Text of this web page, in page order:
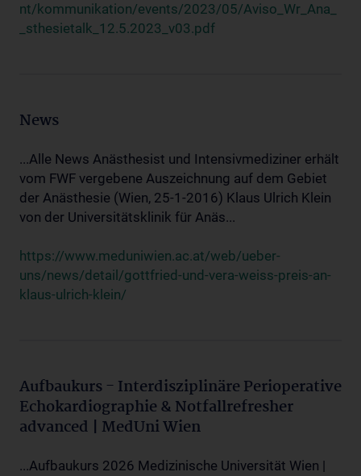
nt/kommunikation/events/2023/05/Aviso_Wr_Ana_
_sthesietalk_12.5.2023_v03.pdf
News
...Alle News Anästhesist und Intensivmediziner erhält
vom FWF vergebene Auszeichnung auf dem Gebiet
der Anästhesie (Wien, 25-1-2016) Klaus Ulrich Klein
von der Universitätsklinik für Anäs...
https://www.meduniwien.ac.at/web/ueber-
uns/news/detail/gottfried-und-vera-weiss-preis-an-
klaus-ulrich-klein/
Aufbaukurs - Interdisziplinäre Perioperative
Echokardiographie & Notfallrefresher
advanced | MedUni Wien
...Aufbaukurs 2026 Medizinische Universität Wien |